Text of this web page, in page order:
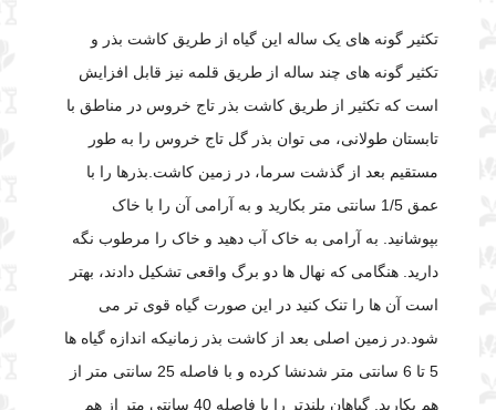
تکثیر گونه های یک ساله این گیاه از طریق کاشت بذر و
تکثیر گونه های چند ساله از طریق قلمه نیز قابل افزایش
است که تکثیر از طریق کاشت بذر تاج خروس در مناطق با
تابستان طولانی، می توان بذر گل تاج خروس را به طور
مستقیم بعد از گذشت سرما، در زمین کاشت. بذرها را با
عمق 1/5 سانتی متر بکارید و به آرامی آن را با خاک
بپوشانید. به آرامی به خاک آب دهید و خاک را مرطوب نگه
دارید. هنگامی که نهال ها دو برگ واقعی تشکیل دادند، بهتر
است آن ها را تنک کنید در این صورت گیاه قوی تر می
شود. در زمین اصلی بعد از کاشت بذر زمانیکه اندازه گیاه ها
5 تا 6 سانتی متر شدنشا کرده و با فاصله 25 سانتی متر از
هم بکارید. گیاهان بلندتر را با فاصله 40 سانتی متر از هم